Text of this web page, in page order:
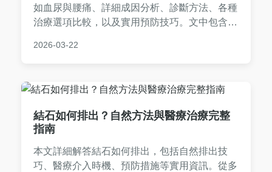
如血尿與腰痛、詳細成因分析、診斷方法、各種
治療選項比較，以及實用預防技巧。文中包含個
尿，做出明智健康決策。適合有相關困擾或想預
2026-03-22
結石如何排出？自然方法與醫療治療完整
指南
本文詳細解答結石如何排出，包括自然排出技
巧、醫療介入時機、預防措施等實用資訊。從多